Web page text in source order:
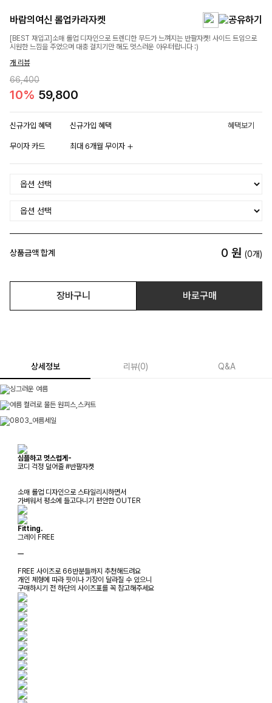
바람의여신 롤업카라자켓
[BEST 재입고]소매 롤업 디자인으로 트렌디한 무드가 느껴지는 반팔자켓! 사이드 트임으로
시원한 느낌을 주었으며 대충 걸치기만 해도 멋스러운 아우터랍니다 :)
개 리뷰
66,400
10% 59,800
신규가입 혜택 신규가입 혜택 혜택보기
무이자 카드 최대 6개월 무이자
상품금액 합계 0 원 (0개)
장바구니 바로구매
상세정보 리뷰(0) Q&A
심플하고 멋스럽게-
코디 걱정 덜어줄 #반팔자켓
소매 롤업 디자인으로 스타일리시하면서
가벼워서 평소에 들고다니기 편안한 OUTER
Fitting.
그레이 FREE
ㅡ
FREE 사이즈로 66반분들까지 추천해드려요
개인 체형에 따라 핏이나 기장이 달라질 수 있으니
구매하시기 전 하단의 사이즈표를 꼭 참고해주세요